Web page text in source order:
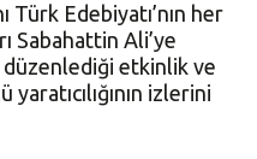
Türk Edebiyatı’nın her
Sabahattin Ali’ye
düzenlediği etkinlik ve
izlerini